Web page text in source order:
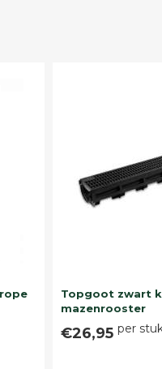
Topgoot zwart
mazenrooster
€26,95 per